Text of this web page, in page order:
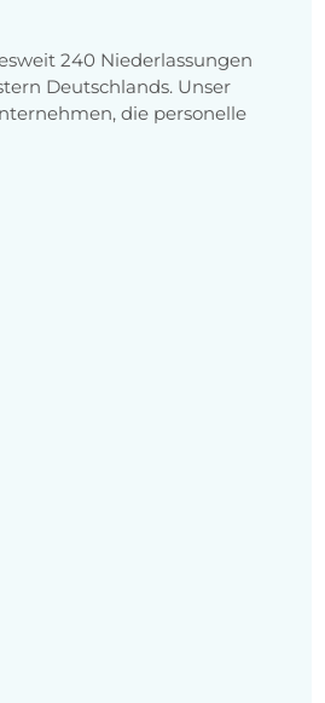
240 Niederlassungen
Deutschlands. Unser
die personelle